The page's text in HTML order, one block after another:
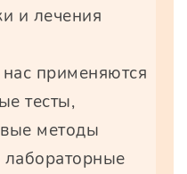
и лечения
применяются
тесты,
методы
лабораторные